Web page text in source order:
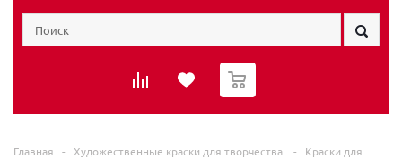
0
Главная - Художественные краски для творчества -
Краски для